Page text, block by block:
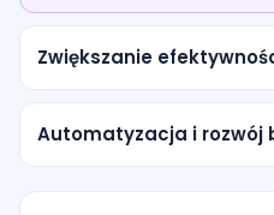
Zwiększanie
Automatyzacja i rozwój